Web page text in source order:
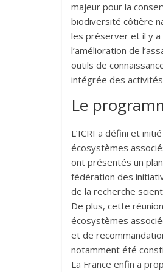
majeur pour la
biodiversité côtière
les préserver et il y a
l’amélioration de
outils de
intégrée des
Le
L’ICRI a défini et
écosystèmes
ont présentés un
fédération des
de la recherche
De plus, cette
écosystèmes
et de
notamment été
La France enfin a